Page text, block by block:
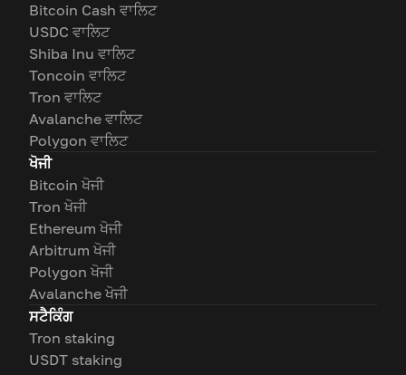
Bitcoin Cash ਵਾਲਿਟ
USDC ਵਾਲਿਟ
Shiba Inu ਵਾਲਿਟ
Toncoin ਵਾਲਿਟ
Tron ਵਾਲਿਟ
Avalanche ਵਾਲਿਟ
Polygon ਵਾਲਿਟ
ਖੋਜੀ
Bitcoin ਖੋਜੀ
Tron ਖੋਜੀ
Ethereum ਖੋਜੀ
Arbitrum ਖੋਜੀ
Polygon ਖੋਜੀ
Avalanche ਖੋਜੀ
ਸਟੈਕਿੰਗ
Tron staking
USDT staking